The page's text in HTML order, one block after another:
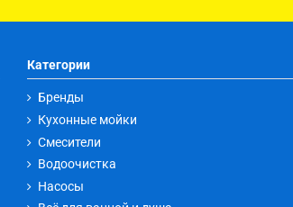
Категории
Бренды
Кухонные мойки
Смесители
Водоочистка
Насосы